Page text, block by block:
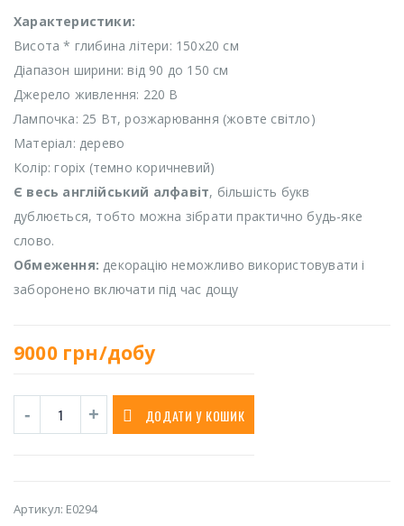
Характеристики:
Висота * глибина літери: 150х20 см
Діапазон ширини: від 90 до 150 см
Джерело живлення: 220 В
Лампочка: 25 Вт, розжарювання (жовте світло)
Матеріал: дерево
Колір: горіх (темно коричневий)
Є весь англійський алфавіт, більшість букв
дублюється, тобто можна зібрати практично будь-яке
слово.
Обмеження: декорацію неможливо використовувати і
заборонено включати під час дощу
9000 грн/добу
ДОДАТИ У КОШИК
Артикул: E0294